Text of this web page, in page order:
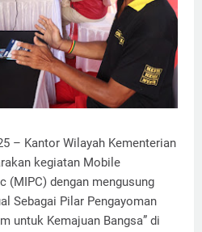
– Kantor Wilayah Kementerian
kegiatan Mobile
(MIPC) dengan mengusung
Sebagai Pilar Pengayoman
untuk Kemajuan Bangsa” di